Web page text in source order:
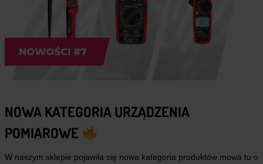
NOWA KATEGORIA URZĄDZENIA
POMIAROWE
W naszym sklepie pojawiła się nowa kategoria produktów mowa tu o